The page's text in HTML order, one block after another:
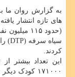
به گزارش روان ما
(حدود ۱۱۵
کردند.